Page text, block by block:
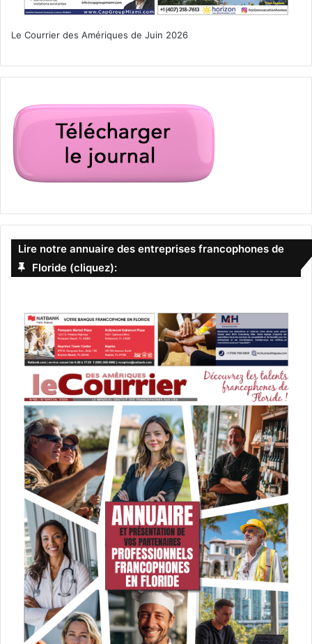
Le Courrier des Amériques de Juin 2026
Lire notre annuaire des entreprises francophones de
Floride (cliquez):